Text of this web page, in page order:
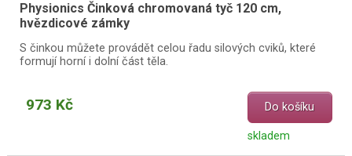
Physionics Činková chromovaná tyč 120 cm,
hvězdicové zámky
S činkou můžete provádět celou řadu silových cviků, které
formují horní i dolní část těla.
973 Kč Do košíku
skladem